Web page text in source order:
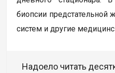
биопсии предстательной
систем и другие
Надоело читать